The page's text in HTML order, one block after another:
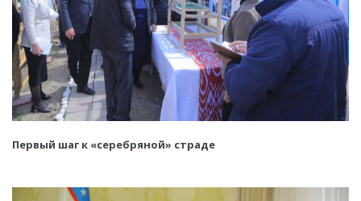
Первый шаг к «серебряной» страде